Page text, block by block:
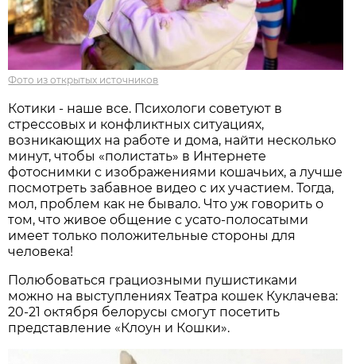
Фото из открытых источников
Котики - наше все. Психологи советуют в
стрессовых и конфликтных ситуациях,
возникающих на работе и дома, найти несколько
минут, чтобы «полистать» в Интернете
фотоснимки с изображениями кошачьих, а лучше
посмотреть забавное видео с их участием. Тогда,
мол, проблем как не бывало. Что уж говорить о
том, что живое общение с усато-полосатыми
имеет только положительные стороны для
человека!
Полюбоваться грациозными пушистиками
можно на выступлениях Театра кошек Куклачева:
20-21 октября белорусы смогут посетить
представление «Клоун и Кошки».